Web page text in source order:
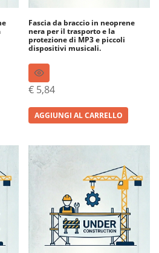
Fascia da braccio in neoprene
nera per il trasporto e la
protezione di MP3 e piccoli
dispositivi musicali.
€ 5,84
AGGIUNGI AL CARRELLO